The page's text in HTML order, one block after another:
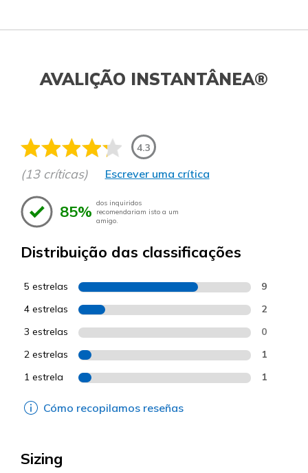
AVALIÇÃO INSTANTÂNEA®
4.3
(13 críticas) Escrever uma crítica
85% dos inquiridos
recomendariam isto a um
amigo.
Distribuição das classificações
5 estrelas 9
4 estrelas 2
3 estrelas 0
2 estrelas 1
1 estrela 1
Cómo recopilamos reseñas
Sizing